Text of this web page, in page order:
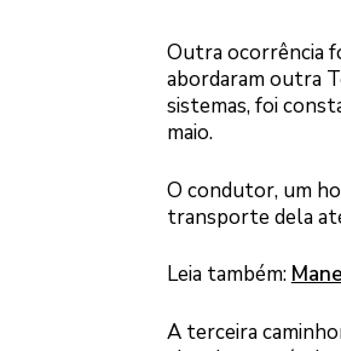
Outra ocorrência
abordaram outra
sistemas, foi
maio.
O condutor, um
transporte dela
Leia também:
A terceira